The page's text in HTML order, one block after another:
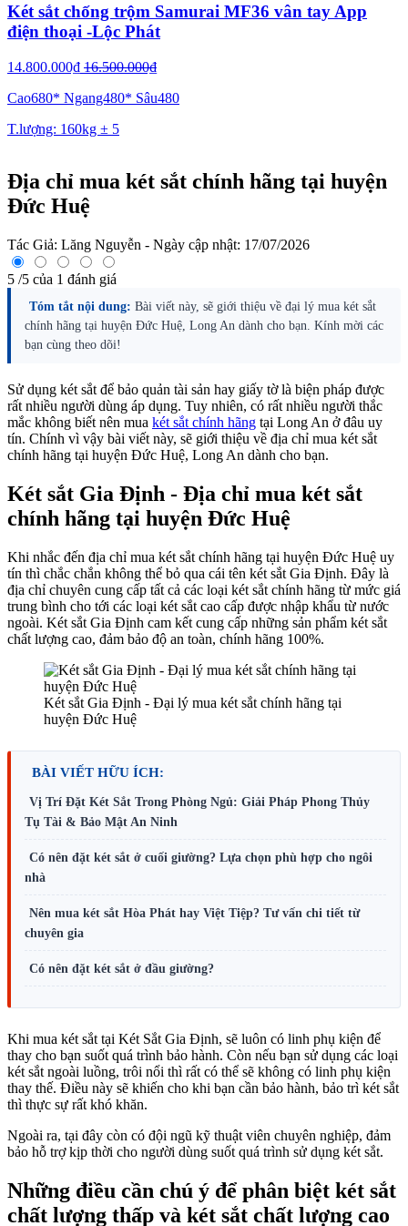
Két sắt chống trộm Samurai MF36 vân tay App
điện thoại -Lộc Phát
14.800.000₫ 16.500.000₫
Cao680* Ngang480* Sâu480
T.lượng: 160kg ± 5
Địa chỉ mua két sắt chính hãng tại huyện
Đức Huệ
Tác Giả: Lăng Nguyễn - Ngày cập nhật: 17/07/2026
5 /5 của 1 đánh giá
Tóm tắt nội dung: Bài viết này, sẽ giới thiệu về đại lý mua két sắt
chính hãng tại huyện Đức Huệ, Long An dành cho bạn. Kính mời các
bạn cùng theo dõi!
Sử dụng két sắt để bảo quản tài sản hay giấy tờ là biện pháp được
rất nhiều người dùng áp dụng. Tuy nhiên, có rất nhiều người thắc
mắc không biết nên mua két sắt chính hãng tại Long An ở đâu uy
tín. Chính vì vậy bài viết này, sẽ giới thiệu về địa chỉ mua két sắt
chính hãng tại huyện Đức Huệ, Long An dành cho bạn.
Két sắt Gia Định - Địa chỉ mua két sắt
chính hãng tại huyện Đức Huệ
Khi nhắc đến địa chỉ mua két sắt chính hãng tại huyện Đức Huệ uy
tín thì chắc chắn không thể bỏ qua cái tên két sắt Gia Định. Đây là
địa chỉ chuyên cung cấp tất cả các loại két sắt chính hãng từ mức giá
trung bình cho tới các loại két sắt cao cấp được nhập khẩu từ nước
ngoài. Két sắt Gia Định cam kết cung cấp những sản phẩm két sắt
chất lượng cao, đảm bảo độ an toàn, chính hãng 100%.
Két sắt Gia Định - Đại lý mua két sắt chính hãng tại
huyện Đức Huệ
BÀI VIẾT HỮU ÍCH:
Vị Trí Đặt Két Sắt Trong Phòng Ngủ: Giải Pháp Phong Thủy
Tụ Tài & Bảo Mật An Ninh
Có nên đặt két sắt ở cuối giường? Lựa chọn phù hợp cho ngôi
nhà
Nên mua két sắt Hòa Phát hay Việt Tiệp? Tư vấn chi tiết từ
chuyên gia
Có nên đặt két sắt ở đầu giường?
Khi mua két sắt tại Két Sắt Gia Định, sẽ luôn có linh phụ kiện để
thay cho bạn suốt quá trình bảo hành. Còn nếu bạn sử dụng các loại
két sắt ngoài luồng, trôi nổi thì rất có thể sẽ không có linh phụ kiện
thay thế. Điều này sẽ khiến cho khi bạn cần bảo hành, bảo trì két sắt
thì thực sự rất khó khăn.
Ngoài ra, tại đây còn có đội ngũ kỹ thuật viên chuyên nghiệp, đảm
bảo hỗ trợ kịp thời cho người dùng suốt quá trình sử dụng két sắt.
Những điều cần chú ý để phân biệt két sắt
chất lượng thấp và két sắt chất lượng cao